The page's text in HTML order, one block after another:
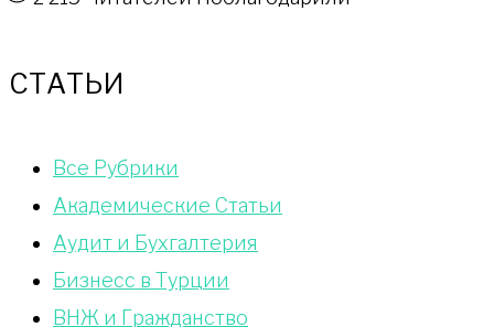
СТАТЬИ
Bce Pyбрики
Академические Статьи
Аудит и Бухгалтерия
Бизнесс в Турции
ВНЖ и Гражданство